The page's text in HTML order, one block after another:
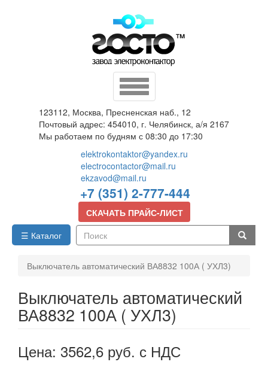
Toggle
navigation
123112, Москва, Пресненская наб., 12
Почтовый адрес: 454010, г. Челябинск, а/я 2167
Мы работаем по будням с 08:30 до 17:30
elektrokontaktor@yandex.ru
electrocontactor@mail.ru
ekzavod@mail.ru
+7 (351) 2-777-444
СКАЧАТЬ ПРАЙС-ЛИСТ
☰ Каталог
Выключатель автоматический ВА8832 100А ( УХЛ3)
Выключатель автоматический
ВА8832 100А ( УХЛ3)
Цена: 3562,6 руб. с НДС